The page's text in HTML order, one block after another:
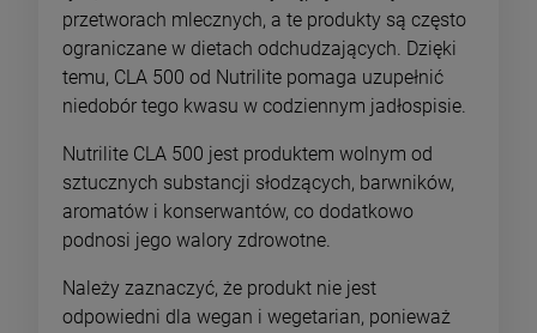
przetworach mlecznych, a te produkty są często
ograniczane w dietach odchudzających. Dzięki
temu, CLA 500 od Nutrilite pomaga uzupełnić
niedobór tego kwasu w codziennym jadłospisie.
Nutrilite CLA 500 jest produktem wolnym od
sztucznych substancji słodzących, barwników,
aromatów i konserwantów, co dodatkowo
podnosi jego walory zdrowotne.
Należy zaznaczyć, że produkt nie jest
odpowiedni dla wegan i wegetarian, ponieważ